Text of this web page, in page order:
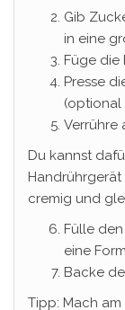
Gib
in eine
Füge die
Presse
(optional
Verrühre
Du kannst
cremig und
Fülle
eine
Backe
Tipp: Mach